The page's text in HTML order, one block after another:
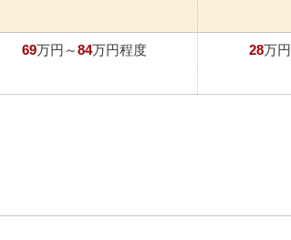
69万円～84万円程度 28万